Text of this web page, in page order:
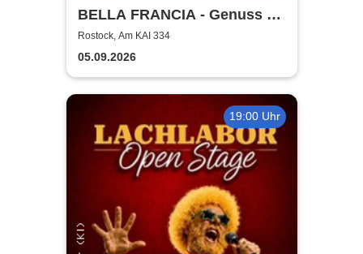
BELLA FRANCIA - Genuss &
Kultur Rostock
Rostock, Am KAI 334
05.09.2026
19:00 Uhr